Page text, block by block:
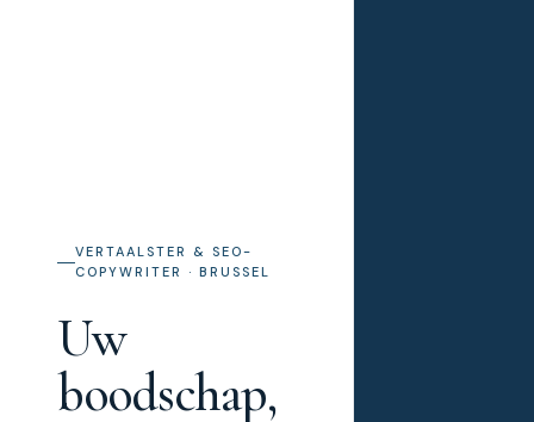
VERTAALSTER & SEO-
COPYWRITER · BRUSSEL
Uw
boodschap,